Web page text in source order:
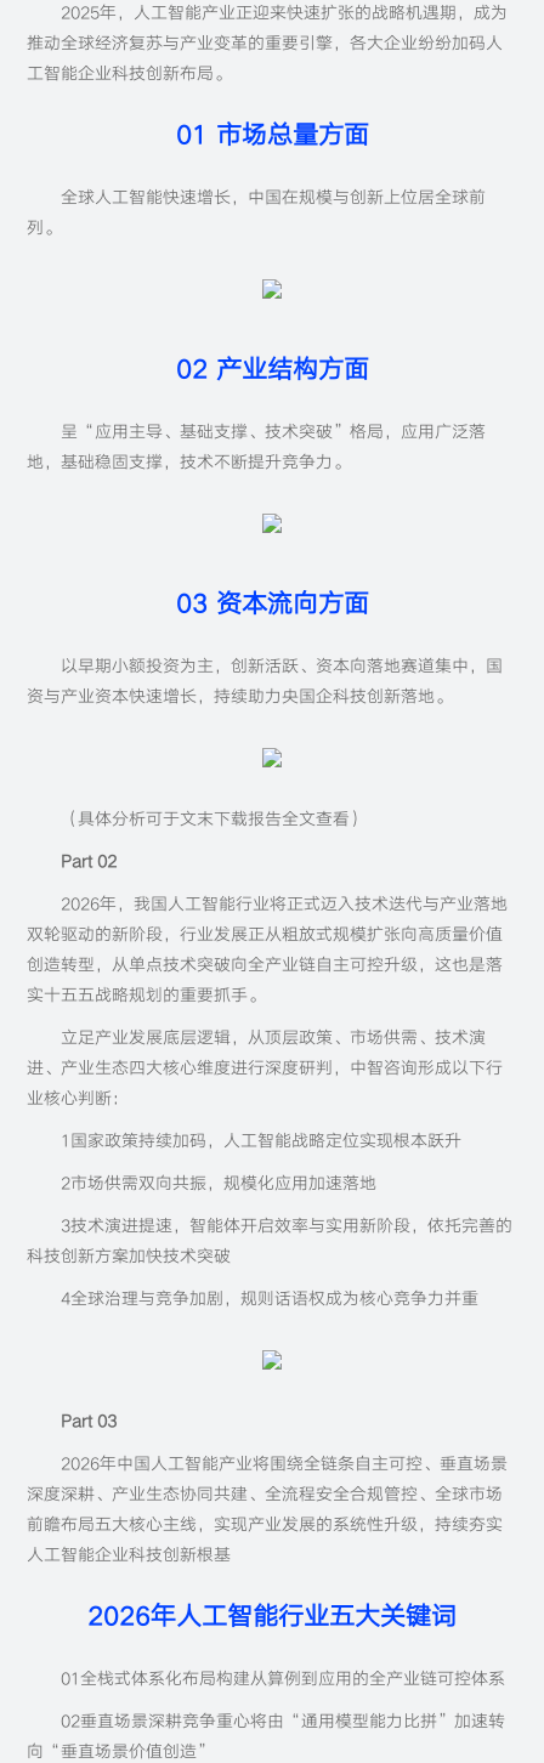
2025年，人工智能产业正迎来快速扩张的战略机遇期，成为
推动全球经济复苏与产业变革的重要引擎，各大企业纷纷加码人
工智能企业科技创新布局。
01 市场总量方面
全球人工智能快速增长，中国在规模与创新上位居全球前
列。
02 产业结构方面
呈“应用主导、基础支撑、技术突破”格局，应用广泛落
地，基础稳固支撑，技术不断提升竞争力。
03 资本流向方面
以早期小额投资为主，创新活跃、资本向落地赛道集中，国
资与产业资本快速增长，持续助力央国企科技创新落地。
（具体分析可于文末下载报告全文查看）
Part 02
2026年，我国人工智能行业将正式迈入技术迭代与产业落地
双轮驱动的新阶段，行业发展正从粗放式规模扩张向高质量价值
创造转型，从单点技术突破向全产业链自主可控升级，这也是落
实十五五战略规划的重要抓手。
立足产业发展底层逻辑，从顶层政策、市场供需、技术演
进、产业生态四大核心维度进行深度研判，中智咨询形成以下行
业核心判断：
1国家政策持续加码，人工智能战略定位实现根本跃升
2市场供需双向共振，规模化应用加速落地
3技术演进提速，智能体开启效率与实用新阶段，依托完善的
科技创新方案加快技术突破
4全球治理与竞争加剧，规则话语权成为核心竞争力并重
Part 03
2026年中国人工智能产业将围绕全链条自主可控、垂直场景
深度深耕、产业生态协同共建、全流程安全合规管控、全球市场
前瞻布局五大核心主线，实现产业发展的系统性升级，持续夯实
人工智能企业科技创新根基
2026年人工智能行业五大关键词
01全栈式体系化布局构建从算例到应用的全产业链可控体系
02垂直场景深耕竞争重心将由“通用模型能力比拼”加速转
向“垂直场景价值创造”